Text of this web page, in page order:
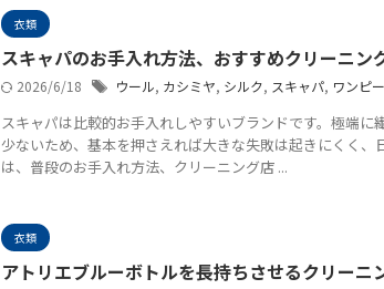
衣類
スキャパのお手入れ方法、おすすめクリーニン
2026/6/18 ウール, カシミヤ, シルク, スキャパ, ワンピ
スキャパは比較的お手入れしやすいブランドです。極端に
少ないため、基本を押さえれば大きな失敗は起きにくく、
は、普段のお手入れ方法、クリーニング店 ...
衣類
アトリエブルーボトルを長持ちさせるクリーニ